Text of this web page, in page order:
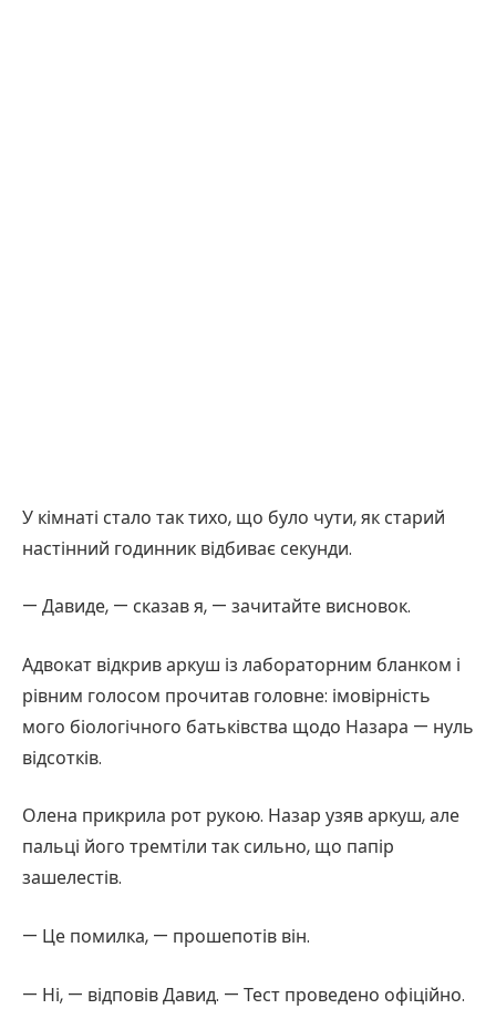
У кімнаті стало так тихо, що було чути, як старий
настінний годинник відбиває секунди.
— Давиде, — сказав я, — зачитайте висновок.
Адвокат відкрив аркуш із лабораторним бланком і
рівним голосом прочитав головне: імовірність
мого біологічного батьківства щодо Назара — нуль
відсотків.
Олена прикрила рот рукою. Назар узяв аркуш, але
пальці його тремтіли так сильно, що папір
зашелестів.
— Це помилка, — прошепотів він.
— Ні, — відповів Давид. — Тест проведено офіційно.